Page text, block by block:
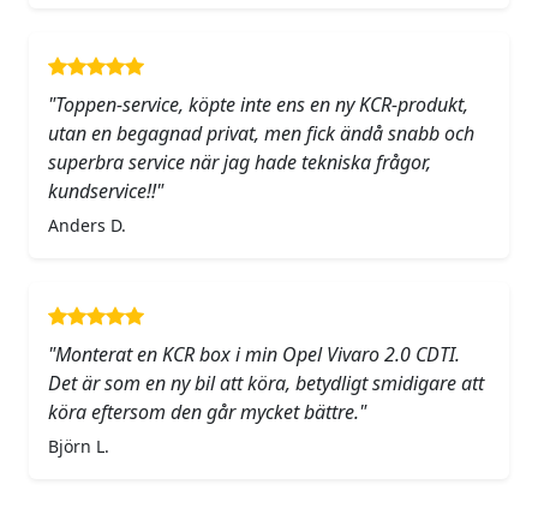
"Toppen-service, köpte inte ens en ny KCR-produkt,
utan en begagnad privat, men fick ändå snabb och
superbra service när jag hade tekniska frågor,
kundservice!!"
Anders D.
"Monterat en KCR box i min Opel Vivaro 2.0 CDTI.
Det är som en ny bil att köra, betydligt smidigare att
köra eftersom den går mycket bättre."
Björn L.